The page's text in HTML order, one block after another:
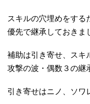
スキルの穴埋めをする
優先で継承しておきま
補助は引き寄せ、スキ
攻撃の波・偶数３の継
引き寄せはニノ、ソワ